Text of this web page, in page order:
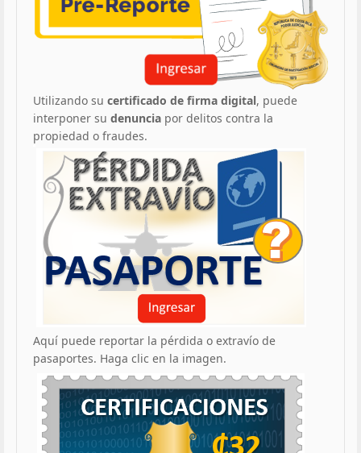
Utilizando su certificado de firma digital, puede
interponer su denuncia por delitos contra la
propiedad o fraudes.
Aquí puede reportar la pérdida o extravío de
pasaportes. Haga clic en la imagen.